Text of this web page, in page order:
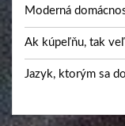
Moderná
Ak kúpeľňu, tak
Jazyk, ktorým sa